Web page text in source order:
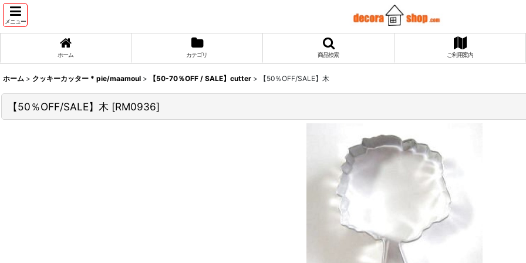
メニュー
ホーム カテゴリ 商品検索 ご利用案内
ホーム > クッキーカッター * pie/maamoul > 【50-70％OFF / SALE】cutter > 【50％OFF/SALE】木
【50％OFF/SALE】木 [RM0936]